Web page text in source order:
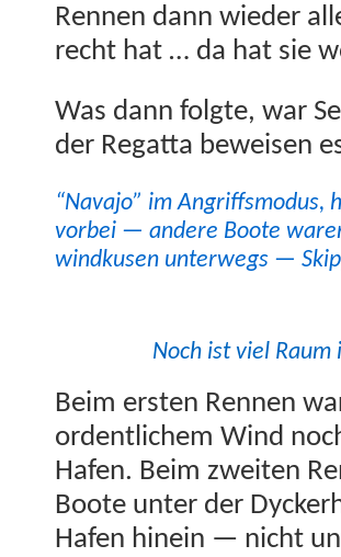
Ren­nen dann wieder
recht hat … da hat sie
Was dann fol­gte, war
der Regat­ta beweisen
“Nava­jo” im Angriff­s­modus,
vor­bei — andere Boote
wind­kusen unter­wegs —
Noch ist viel
Beim ersten Ren­nen
ordentlichem Wind
Hafen. Beim zweit­en
Boote unter der
Hafen hinein — nicht